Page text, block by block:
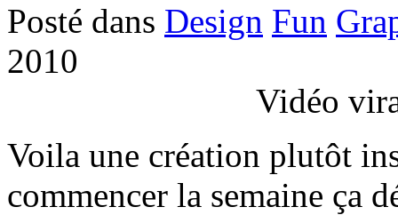
Posté dans Design Fun
2010
Vidéo
Voila une création plutôt
commencer la semaine ça